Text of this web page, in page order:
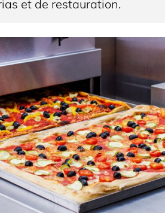
chambre de cuisson : 74dB.
et de restauration.